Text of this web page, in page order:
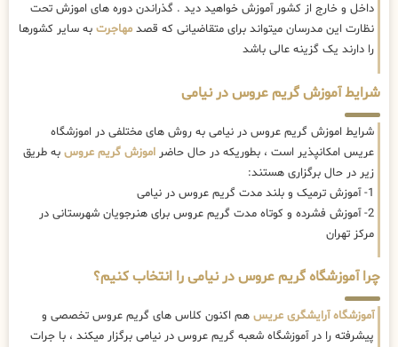
داخل و خارج از کشور آموزش خواهید دید . گذراندن دوره های اموزش تحت
نظارت این مدرسان میتواند برای متقاضیانی که قصد مهاجرت به سایر کشورها
را دارند یک گزینه عالی باشد
شرایط آموزش گریم عروس در نیامی
شرایط اموزش گریم عروس در نیامی به روش های مختلفی در اموزشگاه
عریس امکانپذیر است ، بطوریکه در حال حاضر اموزش گریم عروس به طریق
زیر در حال برگزاری هستند:
1- آموزش ترمیک و بلند مدت گریم عروس در نیامی
2- آموزش فشرده و کوتاه مدت گریم عروس برای هنرجویان شهرستانی در
مرکز تهران
چرا آموزشگاه گریم عروس در نیامی را انتخاب کنیم؟
آموزشگاه آرایشگری عریس هم اکنون کلاس های گریم عروس تخصصی و
پیشرفته را در آموزشگاه شعبه گریم عروس در نیامی برگزار میکند ، با جرات